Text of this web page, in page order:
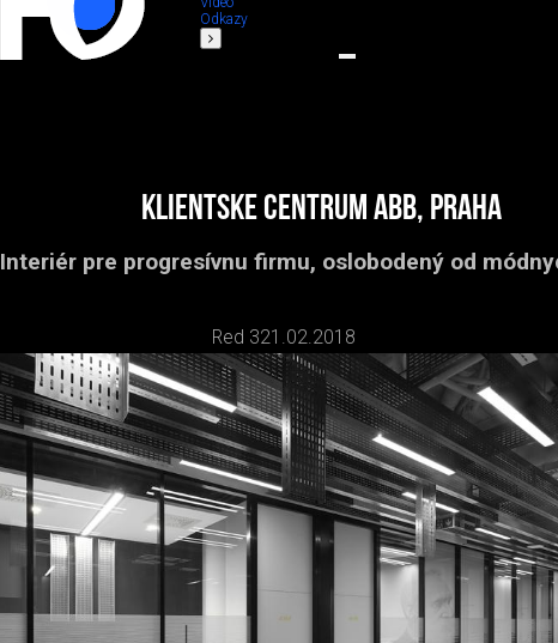
Odkazy
Klientske centrum ABB, Praha
Interiér pre progresívnu firmu, oslobodený od
Red 321.02.2018